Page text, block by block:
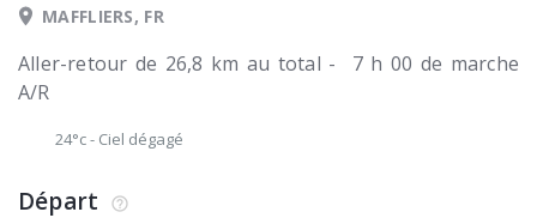
MAFFLIERS, FR
Aller-retour de 26,8 km au total - 7 h 00 de marche
A/R
24°c- Ciel dégagé
Départ